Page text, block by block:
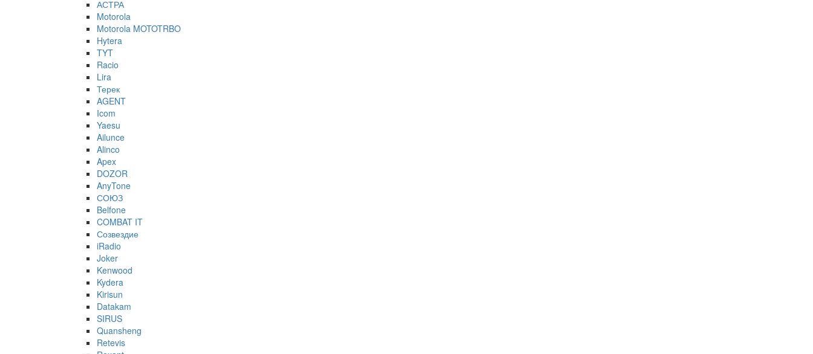
АСТРА
Motorola
Motorola MOTOTRBO
Hytera
TYT
Racio
Lira
Терек
AGENT
Icom
Yaesu
Ailunce
Alinco
Apex
DOZOR
AnyTone
СОЮЗ
Belfone
COMBAT IT
Созвездие
iRadio
Joker
Kenwood
Kydera
Kirisun
Datakam
SIRUS
Quansheng
Retevis